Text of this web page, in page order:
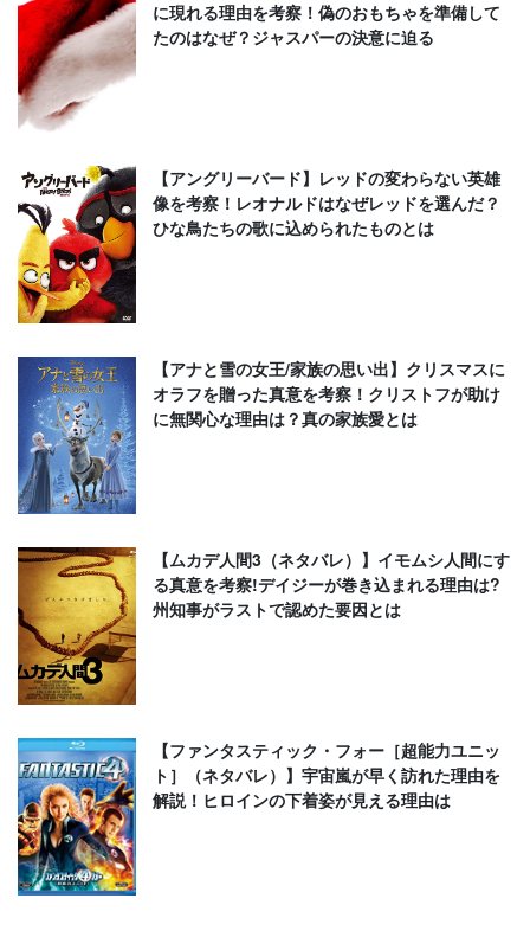
に現れる理由を考察！偽のおもちゃを準備して
たのはなぜ？ジャスパーの決意に迫る
【アングリーバード】レッドの変わらない英雄
像を考察！レオナルドはなぜレッドを選んだ？
ひな鳥たちの歌に込められたものとは
【アナと雪の女王/家族の思い出】クリスマスに
オラフを贈った真意を考察！クリストフが助け
に無関心な理由は？真の家族愛とは
【ムカデ人間3（ネタバレ）】イモムシ人間にす
る真意を考察!デイジーが巻き込まれる理由は?
州知事がラストで認めた要因とは
【ファンタスティック・フォー［超能力ユニッ
ト］（ネタバレ）】宇宙嵐が早く訪れた理由を
解説！ヒロインの下着姿が見える理由は